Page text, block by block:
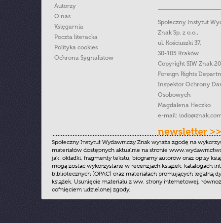
Autorzy
O nas
Księgarnia
Poczta literacka
Polityka cookies
Ochrona Sygnalistow
Społeczny Instytut
Znak Sp. z o.o.,
ul. Kościuszki 37,
30-105 Kraków
Copyright SIW Znak
Foreign Rights
Inspektor Ochrony
Osobowych
Magdalena Heczko
e-mail:
newsletter >>
Społeczny Instytut Wydawniczy Znak wyraża zgodę na
materiałów dostępnych aktualnie na stronie
jak: okładki, fragmenty tekstu, biogramy autorów oraz opisy
mogą zostać wykorzystane w recenzjach książek, katalogach
bibliotecznych (OPAC) oraz materiałach promujących legalną
książek. Usunięcie materiału z ww. strony internetowej,
cofnięciem udzielonej zgody.